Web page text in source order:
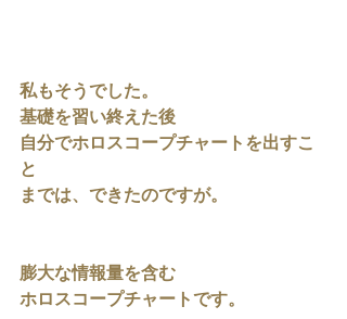
私もそうでした。
基礎を習い終えた後
自分でホロスコープチャートを出すこ
と
までは、できたのですが。
膨大な情報量を含む
ホロスコープチャートです。